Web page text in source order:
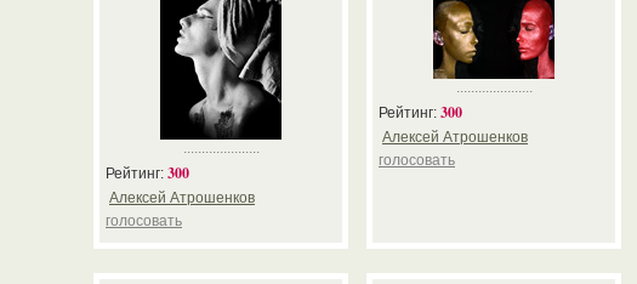
.....................
Рейтинг: 300
Алексей Атрошенков
голосовать
.....................
Рейтинг: 300
Алексей Атрошенков
голосовать